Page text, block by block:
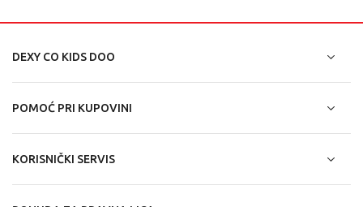
DEXY CO KIDS DOO
POMOĆ PRI KUPOVINI
KORISNIČKI SERVIS